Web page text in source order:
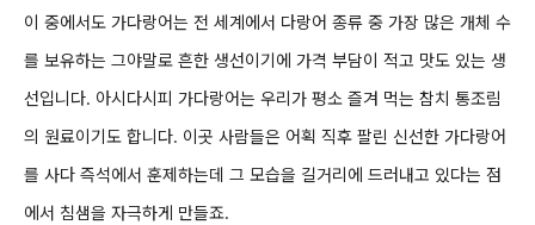
이 중에서도 가다랑어는 전 세계에서 다랑어 종류 중 가장 많은 개체 수
를 보유하는 그야말로 흔한 생선이기에 가격 부담이 적고 맛도 있는 생
선입니다. 아시다시피 가다랑어는 우리가 평소 즐겨 먹는 참치 통조림
의 원료이기도 합니다. 이곳 사람들은 어획 직후 팔린 신선한 가다랑어
를 사다 즉석에서 훈제하는데 그 모습을 길거리에 드러내고 있다는 점
에서 침샘을 자극하게 만들죠.